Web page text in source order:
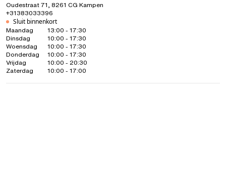
Oudestraat 71, 8261 CG Kampen
+31383033396
Sluit binnenkort
Maandag
13:00 - 17:30
Dinsdag
10:00 - 17:30
Woensdag
10:00 - 17:30
Donderdag
10:00 - 17:30
Vrijdag
10:00 - 20:30
Zaterdag
10:00 - 17:00